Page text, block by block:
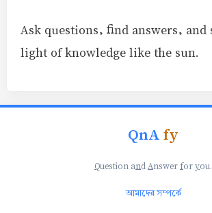
Ask questions, find answers, and
light of knowledge like the sun.
QnAfy
Question andAnswer foryou.
আমাদের সম্পর্কে